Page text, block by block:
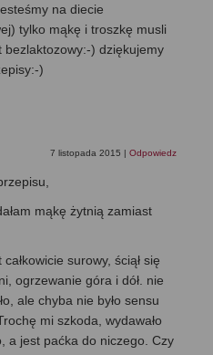
na diecie
tylko mąkę i troszkę musli
) dziękujemy
)
7 listopada 2015 | Odpowiedz
mąkę żytnią zamiast
surowy, ściął się
ogrzewanie góra i dół. nie
ale chyba nie było sensu
mi szkoda, wydawało
a jest paćka do niczego. Czy